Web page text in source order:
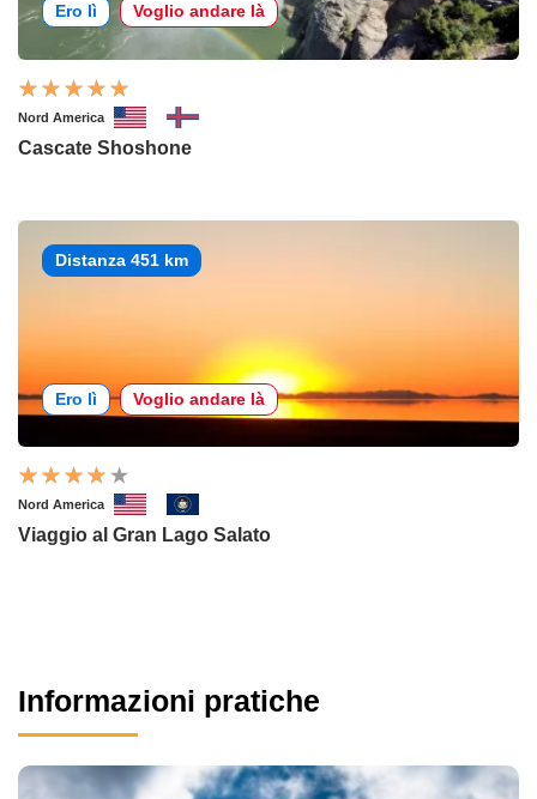
Ero lì Voglio andare là
Nord America
Cascate Shoshone
Distanza 451 km
Ero lì Voglio andare là
Nord America
Viaggio al Gran Lago Salato
Informazioni pratiche